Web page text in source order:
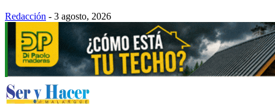
Redacción - 3 agosto, 2026